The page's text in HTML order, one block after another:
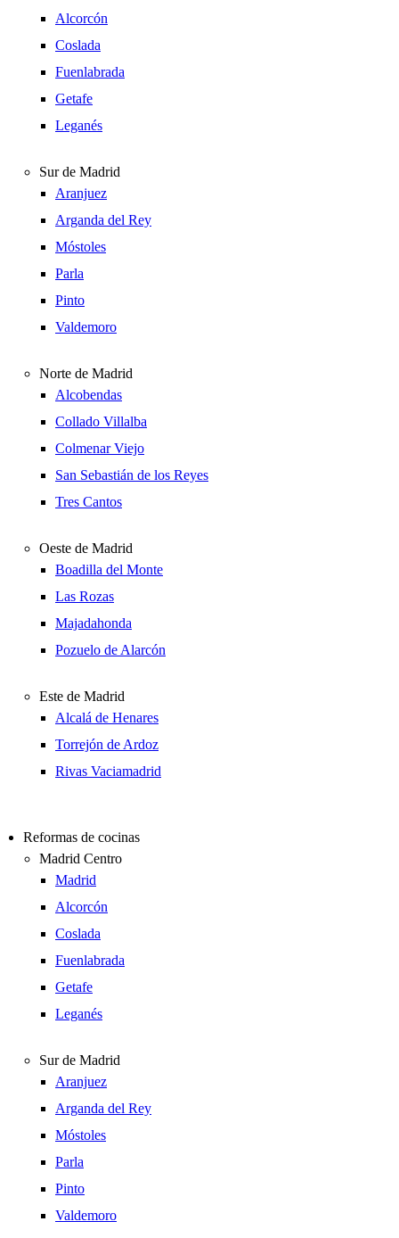
Alcorcón
Coslada
Fuenlabrada
Getafe
Leganés
Sur de Madrid
Aranjuez
Arganda del Rey
Móstoles
Parla
Pinto
Valdemoro
Norte de Madrid
Alcobendas
Collado Villalba
Colmenar Viejo
San Sebastián de los Reyes
Tres Cantos
Oeste de Madrid
Boadilla del Monte
Las Rozas
Majadahonda
Pozuelo de Alarcón
Este de Madrid
Alcalá de Henares
Torrejón de Ardoz
Rivas Vaciamadrid
Reformas de cocinas
Madrid Centro
Madrid
Alcorcón
Coslada
Fuenlabrada
Getafe
Leganés
Sur de Madrid
Aranjuez
Arganda del Rey
Móstoles
Parla
Pinto
Valdemoro